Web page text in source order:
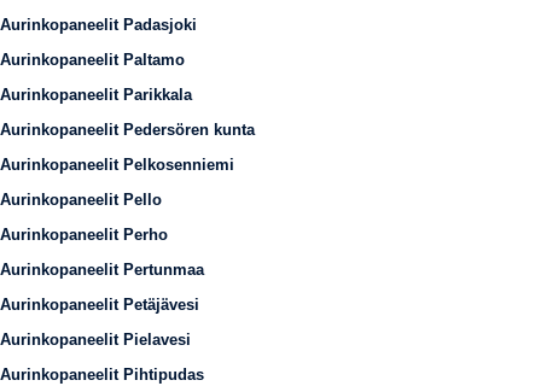
Aurinkopaneelit Padasjoki
Aurinkopaneelit Paltamo
Aurinkopaneelit Parikkala
Aurinkopaneelit Pedersören kunta
Aurinkopaneelit Pelkosenniemi
Aurinkopaneelit Pello
Aurinkopaneelit Perho
Aurinkopaneelit Pertunmaa
Aurinkopaneelit Petäjävesi
Aurinkopaneelit Pielavesi
Aurinkopaneelit Pihtipudas